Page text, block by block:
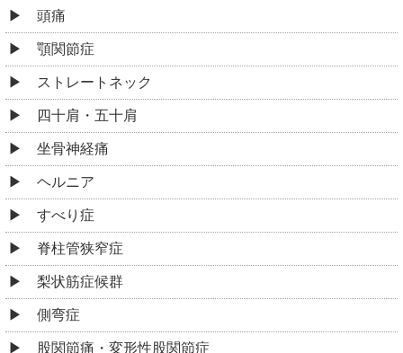
頭痛
顎関節症
ストレートネック
四十肩・五十肩
坐骨神経痛
ヘルニア
すべり症
脊柱管狭窄症
梨状筋症候群
側弯症
股関節痛・変形性股関節症